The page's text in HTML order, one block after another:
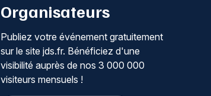
Organisateurs
Publiez votre événement gratuitement
sur le site jds.fr. Bénéficiez d'une
visibilité auprès de nos 3 000 000
visiteurs mensuels !